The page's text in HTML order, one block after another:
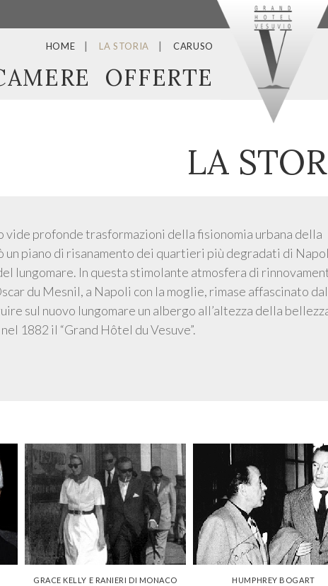
HOME LA STORIA CARUSO
OFFERTE
LA
vide profonde trasformazioni della fisionomia urbana della
un piano di risanamento dei quartieri più degradati di
lungomare. In questa stimolante atmosfera di
du Mesnil, a Napoli con la moglie, rimase affascinato
sul nuovo lungomare un albergo all’altezza della
1882 il “Grand Hôtel du Vesuve”.
GRACE KELLY E RANIERI DI MONACO HUMPHREY BOGART